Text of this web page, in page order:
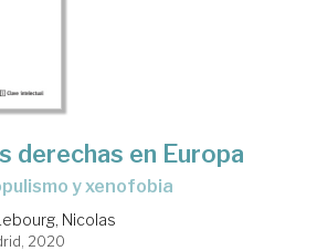
derechas en Europa
y xenofobia
Nicolas
2020